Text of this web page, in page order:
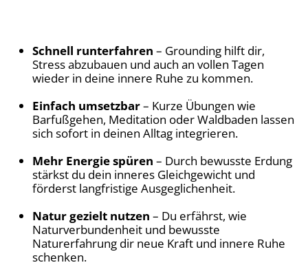
Schnell runterfahren – Grounding hilft dir,
Stress abzubauen und auch an vollen Tagen
wieder in deine innere Ruhe zu kommen.
Einfach umsetzbar– Kurze Übungen wie
Barfußgehen, Meditation oder Waldbaden lassen
sich sofort in deinen Alltag integrieren.
Mehr Energie spüren – Durch bewusste Erdung
stärkst du dein inneres Gleichgewicht und
förderst langfristige Ausgeglichenheit.
Natur gezielt nutzen – Du erfährst, wie
Naturverbundenheit und bewusste
Naturerfahrung dir neue Kraft und innere Ruhe
schenken.